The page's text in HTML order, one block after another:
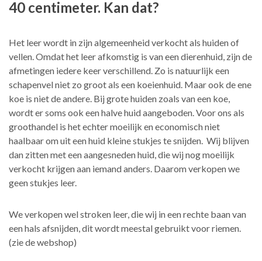
40 centimeter. Kan dat?
Het leer wordt in zijn algemeenheid verkocht als huiden of
vellen. Omdat het leer afkomstig is van een dierenhuid, zijn de
afmetingen iedere keer verschillend. Zo is natuurlijk een
schapenvel niet zo groot als een koeienhuid. Maar ook de ene
koe is niet de andere. Bij grote huiden zoals van een koe,
wordt er soms ook een halve huid aangeboden. Voor ons als
groothandel is het echter moeilijk en economisch niet
haalbaar om uit een huid kleine stukjes te snijden. Wij blijven
dan zitten met een aangesneden huid, die wij nog moeilijk
verkocht krijgen aan iemand anders. Daarom verkopen we
geen stukjes leer.
We verkopen wel stroken leer, die wij in een rechte baan van
een hals afsnijden, dit wordt meestal gebruikt voor riemen.
(zie de webshop)